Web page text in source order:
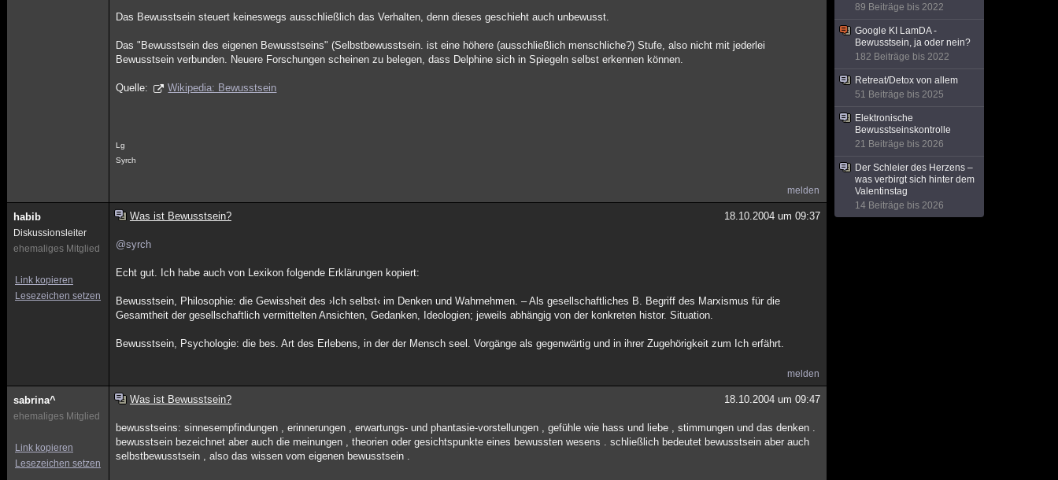
Das Bewusstsein steuert keineswegs ausschließlich das Verhalten, denn dieses geschieht auch unbewusst.
Das "Bewusstsein des eigenen Bewusstseins" (Selbstbewusstsein. ist eine höhere (ausschließlich menschliche?) Stufe, also nicht mit jederlei
Bewusstsein verbunden. Neuere Forschungen scheinen zu belegen, dass Delphine sich in Spiegeln selbst erkennen können.
Quelle: Wikipedia: Bewusstsein
Lg
Syrch
melden
habib
Diskussionsleiter
ehemaliges Mitglied
Link kopieren
Lesezeichen setzen
Was ist Bewusstsein? 18.10.2004 um 09:37
@syrch
Echt gut. Ich habe auch von Lexikon folgende Erklärungen kopiert:
Bewusstsein, Philosophie: die Gewissheit des ›Ich selbst‹ im Denken und Wahrnehmen. – Als gesellschaftliches B. Begriff des Marxismus für die
Gesamtheit der gesellschaftlich vermittelten Ansichten, Gedanken, Ideologien; jeweils abhängig von der konkreten histor. Situation.
Bewusstsein, Psychologie: die bes. Art des Erlebens, in der der Mensch seel. Vorgänge als gegenwärtig und in ihrer Zugehörigkeit zum Ich erfährt.
melden
sabrina^
ehemaliges Mitglied
Link kopieren
Lesezeichen setzen
Was ist Bewusstsein? 18.10.2004 um 09:47
bewusstseins: sinnesempfindungen , erinnerungen , erwartungs- und phantasie-vorstellungen , gefühle wie hass und liebe , stimmungen und das denken .
bewusstsein bezeichnet aber auch die meinungen , theorien oder gesichtspunkte eines bewussten wesens . schließlich bedeutet bewusstsein aber auch
selbstbewusstsein , also das wissen vom eigenen bewusstsein .
89 Beiträge bis 2022
Google KI LamDA -
Bewusstsein, ja oder nein?
182 Beiträge bis 2022
Retreat/Detox von allem
51 Beiträge bis 2025
Elektronische
Bewusstseinskontrolle
21 Beiträge bis 2026
Der Schleier des Herzens –
was verbirgt sich hinter dem
Valentinstag
14 Beiträge bis 2026